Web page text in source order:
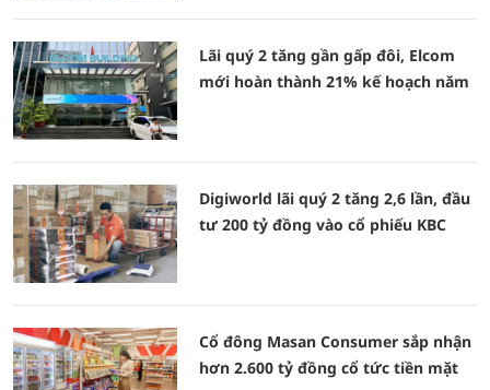
Lãi quý 2 tăng gần gấp đôi, Elcom
mới hoàn thành 21% kế hoạch năm
Digiworld lãi quý 2 tăng 2,6 lần, đầu
tư 200 tỷ đồng vào cổ phiếu KBC
Cổ đông Masan Consumer sắp nhận
hơn 2.600 tỷ đồng cổ tức tiền mặt